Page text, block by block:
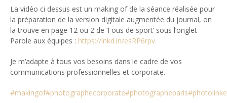
La vidéo ci dessus est un making of de la séance réalisée pour
la préparation de la version digitale augmentée du journal, on
la trouve en page 12 ou 2 de ‘Fous de sport’ sous l’onglet
Parole aux équipes : https://lnkd.in/esRP6rpv
Je m’adapte à tous vos besoins dans le cadre de vos
communications professionnelles et corporate.
#makingof#photographecorporate#photographeparis